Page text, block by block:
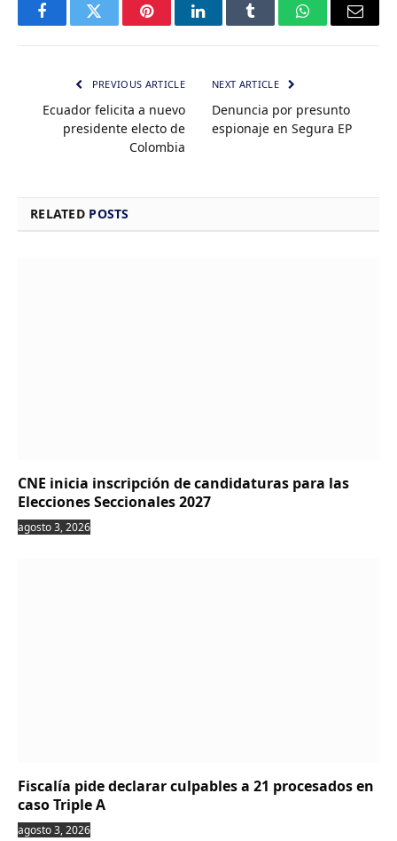
FacebookTwitter PinterestLinkedInTumblr WhatsAppEmail
PREVIOUS ARTICLE
Ecuador felicita a nuevo
presidente electo de
Colombia
NEXT ARTICLE
Denuncia por presunto
espionaje en Segura EP
RELATED POSTS
CNE inicia inscripción de candidaturas para las
Elecciones Seccionales 2027
agosto 3, 2026
Fiscalía pide declarar culpables a 21 procesados en
caso Triple A
agosto 3, 2026